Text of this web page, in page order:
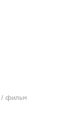
/ фильм